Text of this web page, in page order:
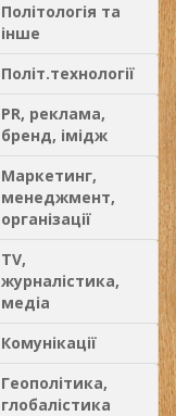
Політологія та
інше
Політ.технології
PR, реклама,
бренд, імідж
Маркетинг,
менеджмент,
організації
TV,
журналістика,
медіа
Комунікації
Геополітика,
глобалістика